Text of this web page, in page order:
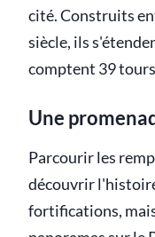
cité. Construits
siècle, ils
comptent 39
Une
Parcourir les
découvrir
fortifications,